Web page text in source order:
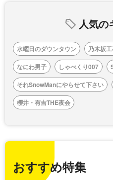
人気の
水曜日のダウンタウン 乃木坂
なにわ男子
しゃべくり007
それSnowManにやらせて下さい
櫻井・有吉THE夜会
おすすめ特集